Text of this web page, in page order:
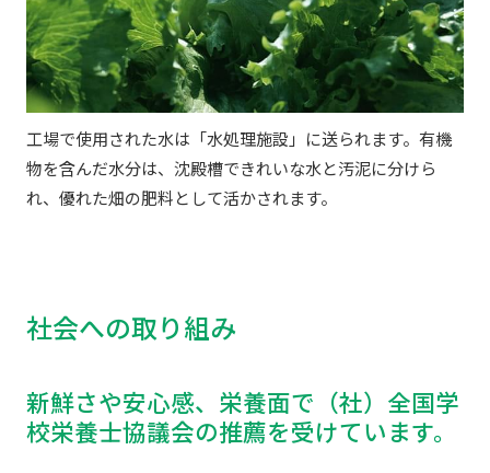
工場で使用された水は「水処理施設」に送られます。有機
物を含んだ水分は、沈殿槽できれいな水と汚泥に分けら
れ、優れた畑の肥料として活かされます。
社会への取り組み
新鮮さや安心感、栄養面で（社）全国学
校栄養士協議会の推薦を受けています。